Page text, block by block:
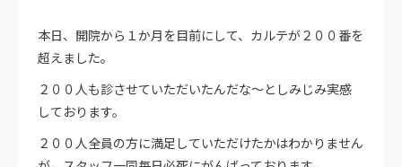
本日、開院から１か月を目前にして、カルテが２００番を
超えました。
２００人も診させていただいたんだな～としみじみ実感
しております。
２００人全員の方に満足していただけたかはわかりません